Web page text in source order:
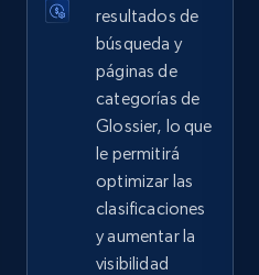
URL, Product id, Title,
Rating, Reviews count,
2.4K+ 200+
Google Shopping -
web using keywords
resultados de
búsqueda y
páginas de
categorías de
Glossier, lo que
le permitirá
optimizar las
clasificaciones
y aumentar la
visibilidad